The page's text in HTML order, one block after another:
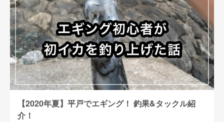
【2020年夏】平戸でエギング！ 釣果&タックル紹
介！